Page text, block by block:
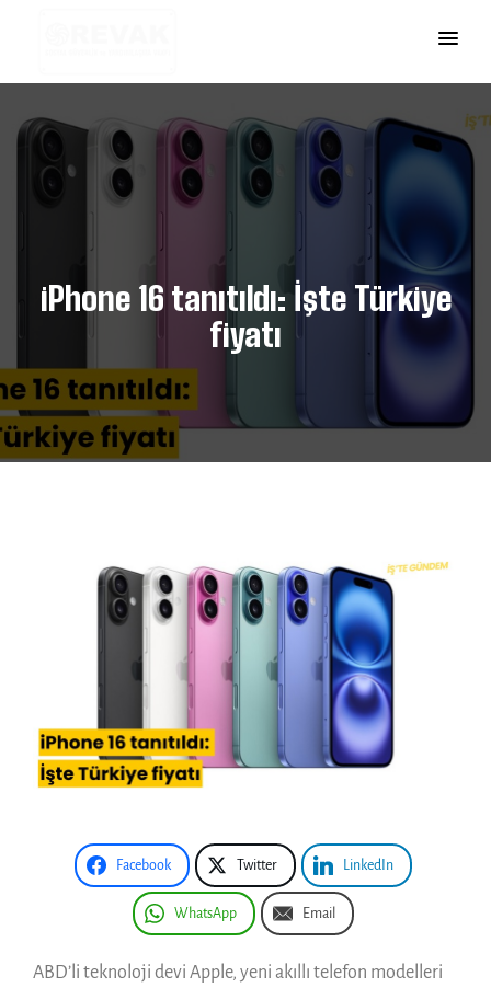
iPhone 16 tanıtıldı: İşte Türkiye
fiyatı
Facebook Twitter LinkedIn
WhatsApp Email
ABD’li teknoloji devi Apple, yeni akıllı telefon modelleri